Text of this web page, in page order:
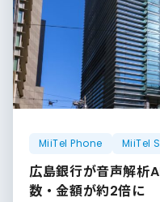
MiiTel Phone MiiTel
広島銀行が音声解
数・金額が約2倍に